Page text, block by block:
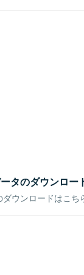
タのダウンロー
ウンロードはこち